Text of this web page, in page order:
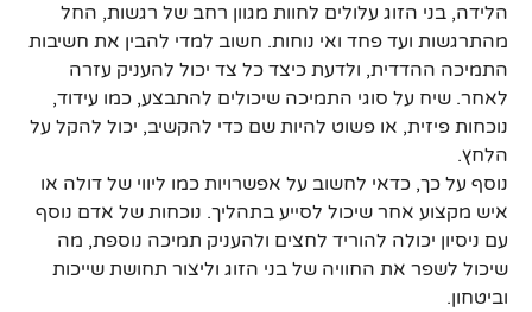
הלידה, בני הזוג עלולים לחוות מגוון רחב של רגשות, החל
מהתרגשות ועד פחד ואי נוחות. חשוב למדי להבין את חשיבות
התמיכה ההדדית, ולדעת כיצד כל צד יכול להעניק עזרה
לאחר. שיח על סוגי התמיכה שיכולים להתבצע, כמו עידוד,
נוכחות פיזית, או פשוט להיות שם כדי להקשיב, יכול להקל על
הלחץ.
נוסף על כך, כדאי לחשוב על אפשרויות כמו ליווי של דולה או
איש מקצוע אחר שיכול לסייע בתהליך. נוכחות של אדם נוסף
עם ניסיון יכולה להוריד לחצים ולהעניק תמיכה נוספת, מה
שיכול לשפר את החוויה של בני הזוג וליצור תחושת שייכות
וביטחון.